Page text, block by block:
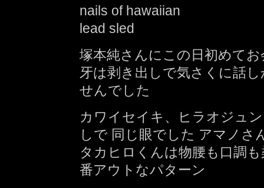
nails of hawaiian
lead sled
塚本純さんにこの日初めて
牙は剥き出しで気さくに話
せんでした
カワイセイキ、ヒラオジュ
しで 同じ眼でした アマノさ
タカヒロくんは物腰も口調
番アウトなパターン